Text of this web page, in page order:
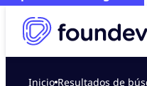
Inicio Resultados de